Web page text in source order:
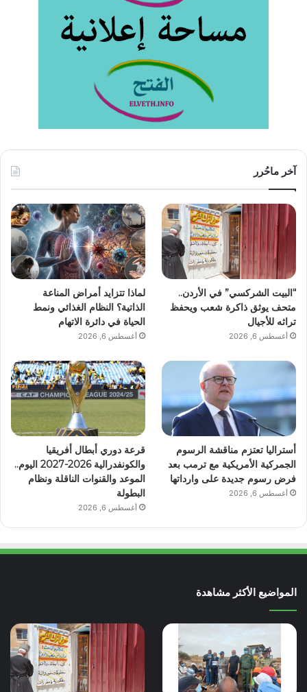
آخر ماحُرر
“البيت الشركسي” في الأردن..
متحف يوثق ذاكرة شعب ويحفظ
تراثه للأجيال
أغسطس 6, 2026
لماذا تتزايد أمراض المناعة
الذاتية؟ النظام الغذائي ونمط
الحياة في دائرة الاتهام
أغسطس 6, 2026
أستراليا تعتزم مناقشة الرسوم
الجمركية الأمريكية مع ترمب بعد
فرض رسوم جديدة على وارداتها
أغسطس 6, 2026
قرعة دوري أبطال أفريقيا
والكونفدرالية 2026-2027 اليوم..
الموعد والقنوات الناقلة ونظام
البطولة
أغسطس 6, 2026
المواضيع الأكثر مشاهدة